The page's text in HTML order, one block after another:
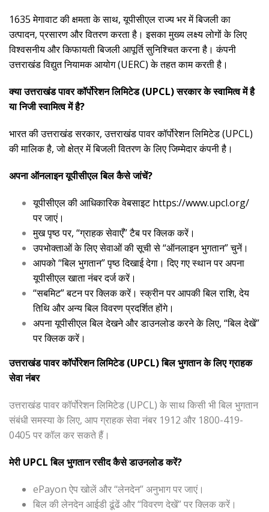
1635 मेगावाट की क्षमता के साथ, यूपीसीएल राज्य भर में बिजली का
उत्पादन, प्रसारण और वितरण करता है। इसका मुख्य लक्ष्य लोगों के लिए
विश्वसनीय और किफायती बिजली आपूर्ति सुनिश्चित करना है। कंपनी
उत्तराखंड विद्युत नियामक आयोग (UERC) के तहत काम करती है।
क्या उत्तराखंड पावर कॉर्पोरेशन लिमिटेड (UPCL) सरकार के स्वामित्व में है
या निजी स्वामित्व में है?
भारत की उत्तराखंड सरकार, उत्तराखंड पावर कॉर्पोरेशन लिमिटेड (UPCL)
की मालिक है, जो क्षेत्र में बिजली वितरण के लिए जिम्मेदार कंपनी है।
अपना ऑनलाइन यूपीसीएल बिल कैसे जांचें?
यूपीसीएल की आधिकारिक वेबसाइटhttps://www.upcl.org/
पर जाएं।
मुख पृष्ठ पर, “ग्राहक सेवाएँ” टैब पर क्लिक करें।
उपभोक्ताओं के लिए सेवाओं की सूची से “ऑनलाइन भुगतान” चुनें।
आपको “बिल भुगतान” पृष्ठ दिखाई देगा। दिए गए स्थान पर अपना
यूपीसीएल खाता नंबर दर्ज करें।
“सबमिट” बटन पर क्लिक करें। स्क्रीन पर आपकी बिल राशि, देय
तिथि और अन्य बिल विवरण प्रदर्शित होंगे।
अपना यूपीसीएल बिल देखने और डाउनलोड करने के लिए, “बिल देखें”
पर क्लिक करें।
उत्तराखंड पावर कॉर्पोरेशन लिमिटेड (UPCL) बिल भुगतान के लिए ग्राहक
सेवा नंबर
उत्तराखंड पावर कॉर्पोरेशन लिमिटेड (UPCL) के साथ किसी भी बिल भुगतान
संबंधी समस्या के लिए, आप ग्राहक सेवा नंबर 1912 और 1800-419-
0405 पर कॉल कर सकते हैं।
मेरी UPCL बिल भुगतान रसीद कैसे डाउनलोड करें?
ePayon ऐप खोलें और “लेनदेन” अनुभाग पर जाएं।
बिल की लेनदेन आईडी ढूंढें और “विवरण देखें” पर क्लिक करें।